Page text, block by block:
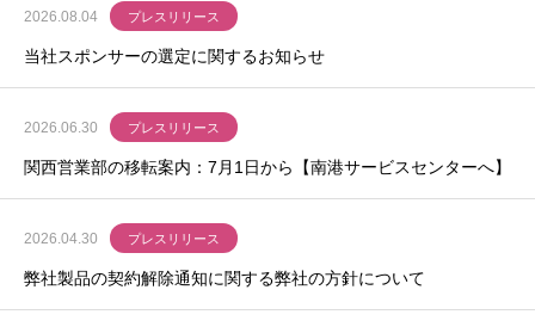
2026.08.04 プレスリリース
当社スポンサーの選定に関するお知らせ
2026.06.30 プレスリリース
関西営業部の移転案内：7月1日から【南港サービスセンターへ】
2026.04.30 プレスリリース
弊社製品の契約解除通知に関する弊社の方針について